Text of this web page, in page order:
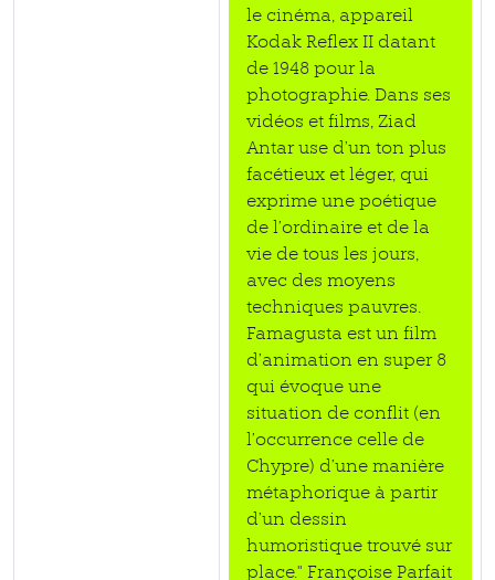
le cinéma, appareil
Kodak Reflex II datant
de 1948 pour la
photographie. Dans ses
vidéos et films, Ziad
Antar use d’un ton plus
facétieux et léger, qui
exprime une poétique
de l’ordinaire et de la
vie de tous les jours,
avec des moyens
techniques pauvres.
Famagusta est un film
d’animation en super 8
qui évoque une
situation de conflit (en
l’occurrence celle de
Chypre) d’une manière
métaphorique à partir
d’un dessin
humoristique trouvé sur
place." Françoise Parfait